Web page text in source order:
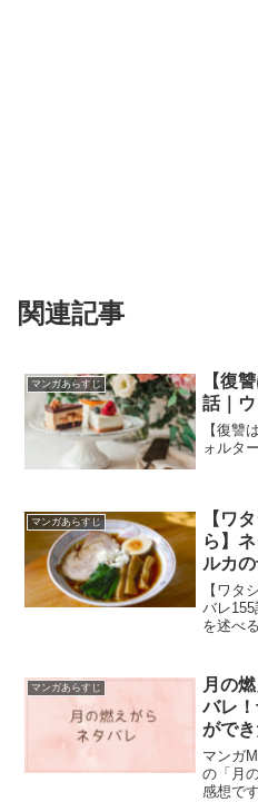
関連記事
マンガあらすじ
【復
話｜
【復讐
ォルタ
マンガあらすじ
【ワ
ら】
ルカ
【ワタ
バレ
を述べる
マンガあらすじ
月の
バレ
がで
マンガ
の「月
感想で